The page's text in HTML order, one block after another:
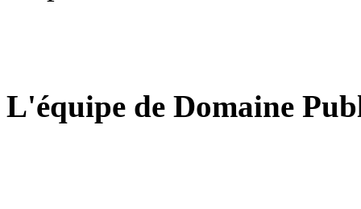
L'équipe de Domaine